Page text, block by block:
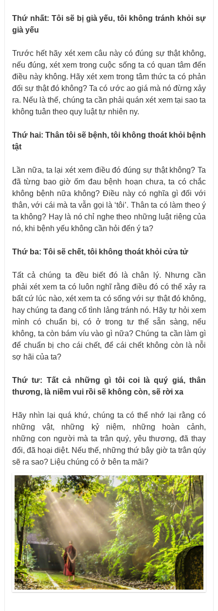
Thứ nhất: Tôi sẽ bị giàyếu, tôi không tránh khỏi sự
già yếu
Trước hết hãy xét xem câu này có đúng sự thật không,
nếu đúng, xét xem trong cuộc sống ta có quan tâm đến
điều này không. Hãy xét xem trong tâm thức ta có phản
đối sự thật đó không? Ta có ước ao giá mà nó đừng xảy
ra. Nếu là thế, chúng ta cần phải quán xét xem tại sao ta
không tuân theo quy luật tự nhiên ny.
Thứ hai: Thân tôi sẽ bệnh, tôi không thoát khỏi bệnh
tật
Lần nữa, ta lại xét xem điều đó đúng sự thật không? Ta
đã từng bao giờ ốm đau bệnh hoạn chưa, ta có chắc
không bệnh nữa không? Điều này có nghĩa gì đối với
thân, với cái mà ta vẫn gọi là ‘tôi’. Thân ta có làm theo ý
ta không? Hay là nó chỉ nghe theo những luật riêng của
nó, khi bệnh yếu không cần hỏi đến ý ta?
Thứ ba: Tôi sẽ chết, tôi không thoát khỏi cửa tử
Tất cả chúng ta đều biết đó là chân lý. Nhưng cần
phải xét xem ta có luôn nghĩ rằng điều đó có thể xảy ra
bất cứ lúc nào, xét xem ta có sống với sự thật đó không,
hay chúng ta đang cố tình lảng tránh nó. Hãy tự hỏi xem
mình có chuẩn bị, có ở trong tư thế sẵn sàng, nếu
không, ta còn bám víu vào gì nữa? Chúng ta cần làm gì
để chuẩn bị cho cái chết, để cái chết không còn là nỗi
sợ hãi của ta?
Thứ tư: Tất cả những gì tôi coi là quý giá, thân
thương, là niềm vui rồi sẽ không còn, sẽ rời xa
Hãy nhìn lại quá khứ, chúng ta có thể nhớ lại rằng có
những vật, những kỷ niệm, những hoàn cảnh,
những con người mà ta trân quý, yêu thương, đã thay
đổi, đã hoại diệt. Nếu thế, những thứ bây giờ ta trân qúy
sẽ ra sao? Liệu chúng có ở bên ta mãi?